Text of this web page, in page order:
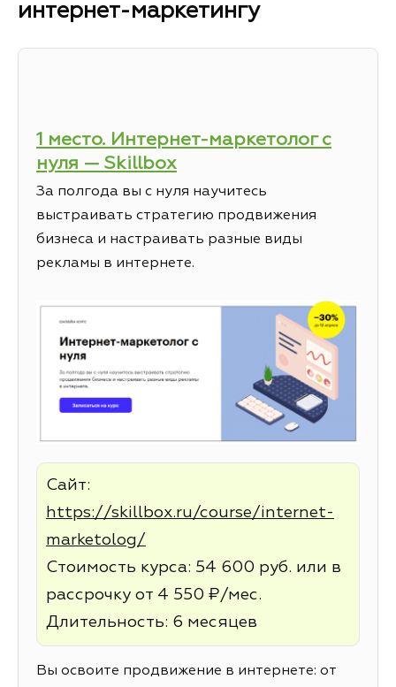
интернет-маркетингу
1 место. Интернет-маркетолог с
нуля — Skillbox
За полгода вы с нуля научитесь
выстраивать стратегию продвижения
бизнеса и настраивать разные виды
рекламы в интернете.
Сайт:
https://skillbox.ru/course/internet-
marketolog/
Стоимость курса: 54 600 руб. или в
рассрочку от 4 550 ₽/мес.
Длительность: 6 месяцев
Вы освоите продвижение в интернете: от